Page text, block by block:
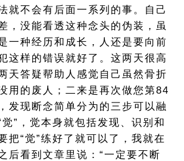
就不会有后面一系列的事。自己
，没能看透这种念头的伪装，虽
一种经历和成长，人还是要向前
这样的错误就好了。这两天很高
天答疑帮助人感觉自己虽然骨折
用的废人；二来是再次做您第84
发现断念简单分为的三步可以融
”，觉本身就包括发现、识别和
把“觉”练好了就可以了，我就在
后看到文章里说：“一定要不断